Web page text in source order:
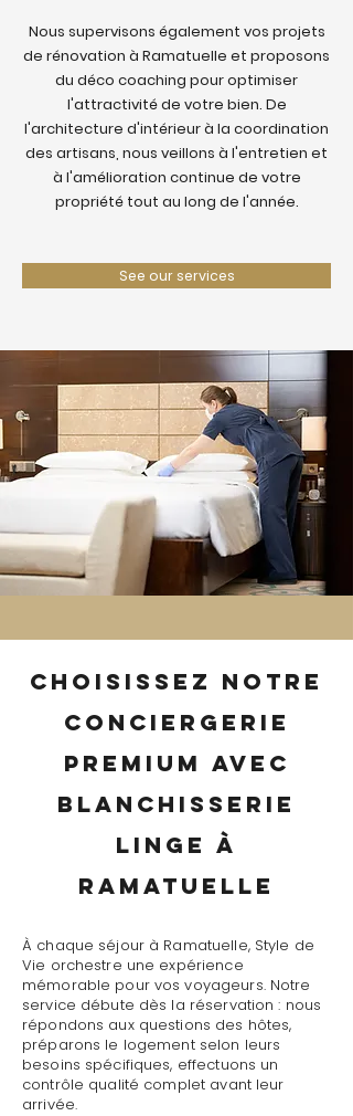
Nous supervisons également vos projets
de rénovation à Ramatuelle et proposons
du déco coaching pour optimiser
l'attractivité de votre bien. De
l'architecture d'intérieur à la coordination
des artisans, nous veillons à l'entretien et
à l'amélioration continue de votre
propriété tout au long de l'année.
See our services
Choisissez notre
conciergerie
premium avec
blanchisserie
linge à
Ramatuelle
À chaque séjour à Ramatuelle, Style de
Vie orchestre une expérience
mémorable pour vos voyageurs. Notre
service débute dès la réservation : nous
répondons aux questions des hôtes,
préparons le logement selon leurs
besoins spécifiques, effectuons un
contrôle qualité complet avant leur
arrivée.